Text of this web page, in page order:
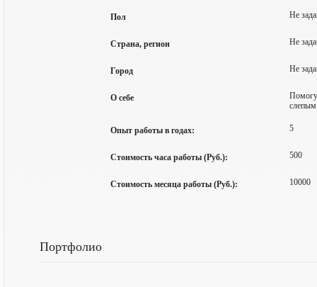
Пол Не
Страна, регион Не
Город Не
О себе
Помогу
слепым
Опыт работы в годах: 5
Стоимость часа работы (Руб.): 500
Стоимость месяца работы (Руб.): 10000
Портфолио